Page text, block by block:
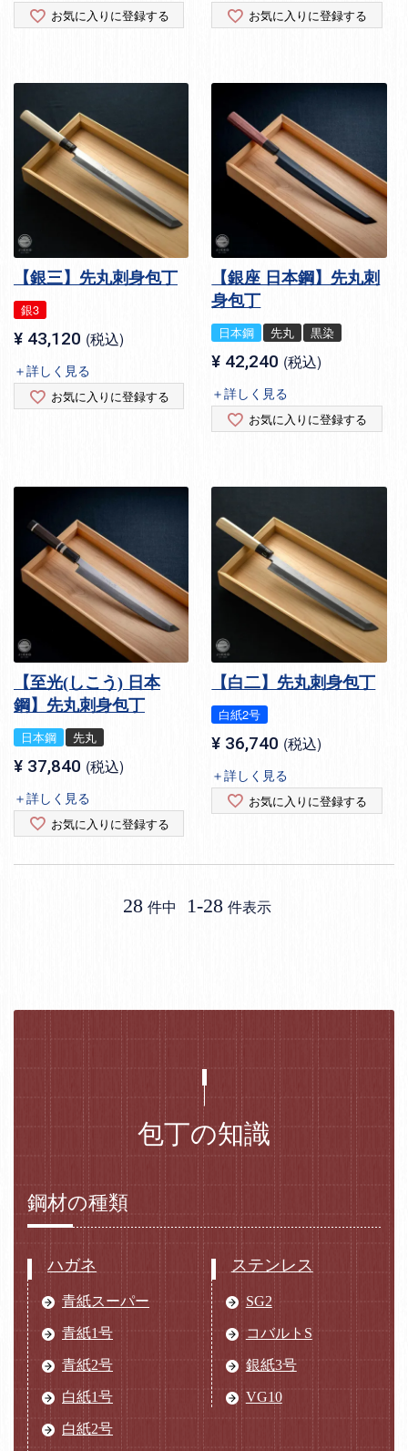
お気に入りに登録する お気に入りに登録する
【銀三】先丸刺身包丁
銀3
¥ 43,120 税込
＋詳しく見る
お気に入りに登録する
【銀座 日本鋼】先丸刺
身包丁
日本鋼 先丸 黒染
¥ 42,240 税込
＋詳しく見る
お気に入りに登録する
【至光(しこう) 日本
鋼】先丸刺身包丁
日本鋼 先丸
¥ 37,840 税込
＋詳しく見る
お気に入りに登録する
【白二】先丸刺身包丁
白紙2号
¥ 36,740 税込
＋詳しく見る
お気に入りに登録する
28 件中 1-28 件表示
包丁の知識
鋼材の種類
ハガネ
青紙スーパー
青紙1号
青紙2号
白紙1号
白紙2号
ステンレス
SG2
コバルトS
銀紙3号
VG10